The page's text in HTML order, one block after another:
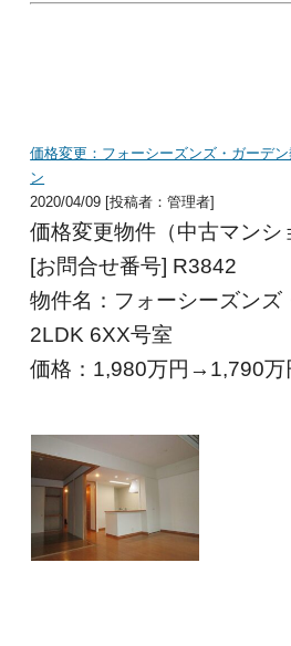
価格変更：フォーシーズンズ・ガーデ
ン
2020/04/09 [投稿者：管理者]
価格変更物件（中古マンシ
[お問合せ番号] R3842
物件名：フォーシーズンズ
2LDK 6XX号室
価格：1,980万円→1,790万